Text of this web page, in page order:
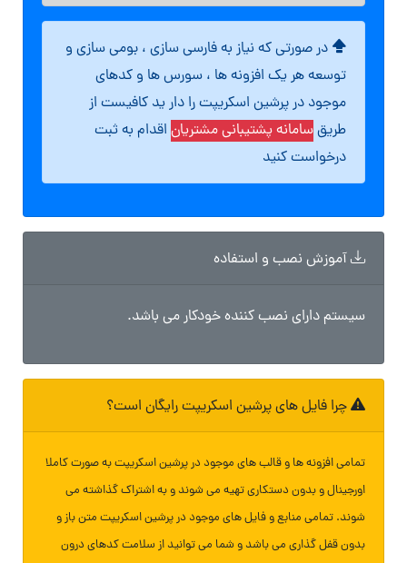
در صورتی که نیاز به فارسی سازی ، بومی سازی و
توسعه هر یک افزونه ها ، سورس ها و کدهای
موجود در پرشین اسکریپت را دار ید کافیست از
طریقسامانه پشتیبانی مشتریان اقدام به ثبت
درخواست کنید
آموزش نصب و استفاده
سیستم دارای نصب کننده خودکار می باشد.
چرا فایل های پرشین اسکریپت رایگان است؟
تمامی افزونه ها و قالب های موجود در پرشین اسکریپت به صورت کاملا
اورجینال و بدون دستکاری تهیه می شوند و به اشتراک گذاشته می
شوند. تمامی منابع و فایل های موجود در پرشین اسکریپت متن باز و
بدون قفل گذاری می باشد و شما می توانید از سلامت کدهای درون